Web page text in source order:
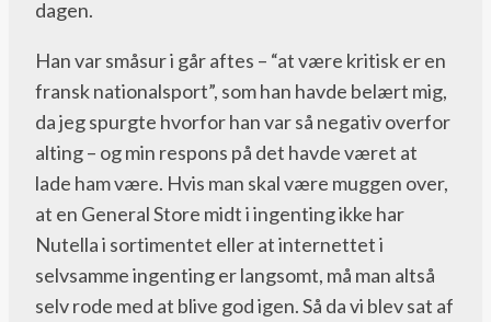
dagen.
Han var småsur i går aftes – “at være kritisk er en
fransk nationalsport”, som han havde belært mig,
da jeg spurgte hvorfor han var så negativ overfor
alting – og min respons på det havde været at
lade ham være. Hvis man skal være muggen over,
at en General Store midt i ingenting ikke har
Nutella i sortimentet eller at internettet i
selvsamme ingenting er langsomt, må man altså
selv rode med at blive god igen. Så da vi blev sat af